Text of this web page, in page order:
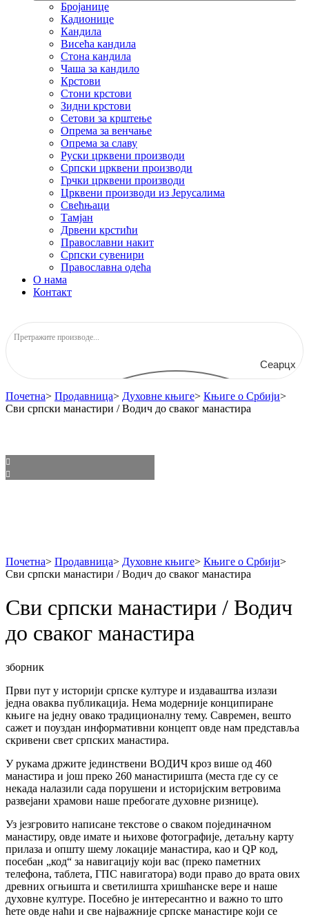
Бројанице
Кадионице
Кандила
Висећа кандила
Стона кандила
Чаша за кандило
Крстови
Стони крстови
Зидни крстови
Сетови за крштење
Опрема за венчање
Опрема за славу
Руски црквени производи
Српски црквени производи
Грчки црквени производи
Црквени производи из Јерусалима
Свећњаци
Тамјан
Дрвени крстићи
Православни накит
Српски сувенири
Православна одећа
О нама
Контакт
Сеарцх
Почетна> Продавница> Духовне књиге> Књиге о Србији>
Сви српски манастири / Водич до сваког манастира
Почетна> Продавница> Духовне књиге> Књиге о Србији>
Сви српски манастири / Водич до сваког манастира
Сви српски манастири / Водич
до сваког манастира
зборник
Први пут у историји српске културе и издаваштва излази
једна оваква публикација. Нема модерније конципиране
књиге на једну овако традиционалну тему. Савремен, вешто
сажет и поуздан информативни концепт овде нам представља
скривени свет српских манастира.
У рукама држите јединствени ВОДИЧ кроз више од 460
манастира и још преко 260 манастиришта (места где су се
некада налазили сада порушени и историјским ветровима
развејани храмови наше пребогате духовне ризнице).
Уз језгровито написане текстове о сваком појединачном
манастиру, овде имате и њихове фотографије, детаљну карту
прилаза и општу шему локације манастира, као и QР код,
посебан „код“ за навигацију који вас (преко паметних
телефона, таблета, ГПС навигатора) води право до врата ових
древних огњишта и светилишта хришћанске вере и наше
духовне културе. Посебно је интересантно и важно то што
ћете овде наћи и све најважније српске манастире који се